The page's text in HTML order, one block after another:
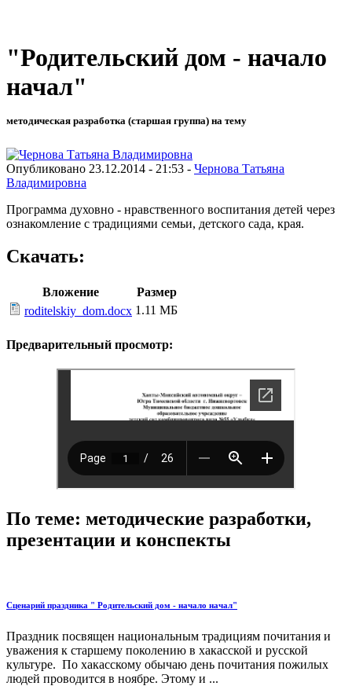
"Родительский дом - начало
начал"
методическая разработка (старшая группа) на тему
Опубликовано 23.12.2014 - 21:53 - Чернова Татьяна
Владимировна
Программа духовно - нравственного воспитания детей через
ознакомление с традициями семьи, детского сада, края.
Скачать:
Вложение
Размер
roditelskiy_dom.docx 1.11 МБ
Предварительный просмотр:
По теме: методические разработки,
презентации и конспекты
Сценарий праздника " Родительский дом - начало начал"
Праздник посвящен национальным традициям почитания и
уважения к старшему поколению в хакасской и русской
культуре. По хакасскому обычаю день почитания пожилых
людей проводится в ноябре. Этому и ...